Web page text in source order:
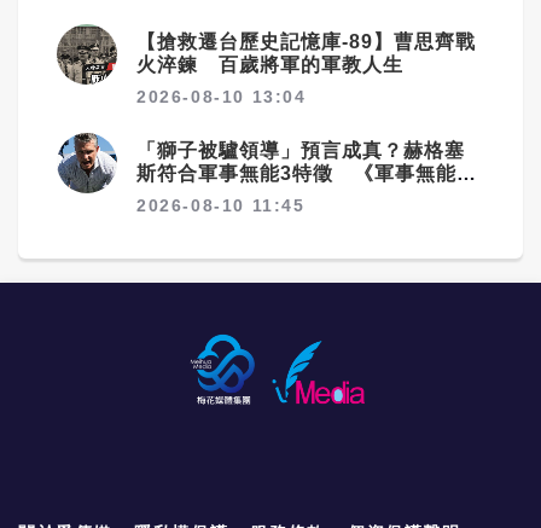
【搶救遷台歷史記憶庫-89】曹思齊戰
火淬鍊 百歲將軍的軍教人生
2026-08-10 13:04
「獅子被驢領導」預言成真？赫格塞
斯符合軍事無能3特徵 《軍事無能心
理學》半世紀後受矚目
2026-08-10 11:45